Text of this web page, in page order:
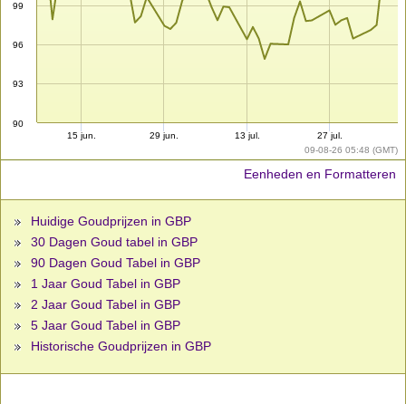
09-08-26 05:48 (GMT)
90
93
96
99
15 jun. 29 jun. 13 jul. 27 jul.
Eenheden en Formatteren
Huidige Goudprijzen in GBP
30 Dagen Goud tabel in GBP
90 Dagen Goud Tabel in GBP
1 Jaar Goud Tabel in GBP
2 Jaar Goud Tabel in GBP
5 Jaar Goud Tabel in GBP
Historische Goudprijzen in GBP